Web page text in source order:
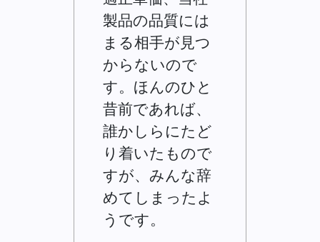
製品の品質には
まる相手が見つ
からないので
す。ほんのひと
昔前であれば、
誰かしらにたど
り着いたもので
すが、みんな辞
めてしまったよ
うです。